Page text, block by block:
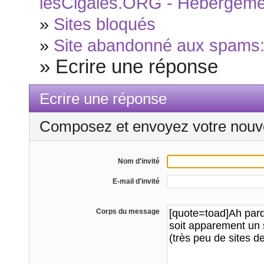
» Sites bloqués
» Site abandonné aux
» Ecrire une réponse
Ecrire une réponse
Composez et envoyez votre
Nom d'invité
E-mail d'invité
Corps du message